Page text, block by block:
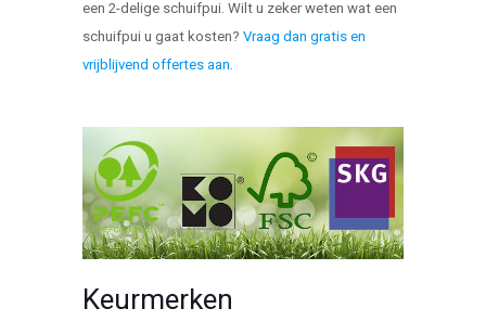
een 2-delige schuifpui. Wilt u zeker weten wat een
schuifpui u gaat kosten?Vraag dan gratis en
vrijblijvend offertes aan
Keurmerken